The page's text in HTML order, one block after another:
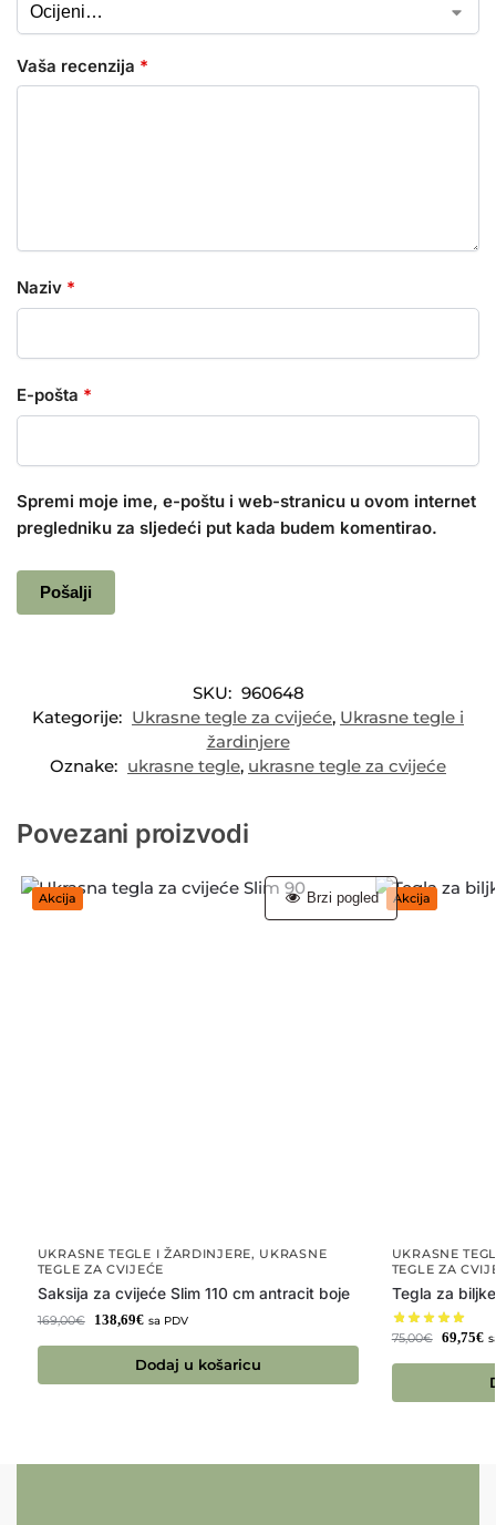
Vaša recenzija *
Naziv *
E-pošta *
Spremi moje ime, e-poštu i web-stranicu u ovom internet
pregledniku za sljedeći put kada budem komentirao.
SKU: 960648
Kategorije: Ukrasne tegle za cvijeće, Ukrasne tegle i
žardinjere
Oznake: ukrasne tegle, ukrasne tegle za cvijeće
Povezani proizvodi
Akcija
UKRASNE TEGLE I ŽARDINJERE, UKRASNE
TEGLE ZA CVIJEĆE
Saksija za cvijeće Slim 110 cm antracit boje
169,00€ 138,69€ sa PDV
Dodaj u košaricu
Brzi pogled Akcija
UKRASNE
TEGLE ZA
Tegla za
75,00€ 69,75€